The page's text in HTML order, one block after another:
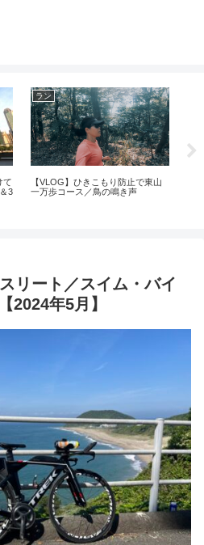
て
3
ラン
【VLOG】ひきこもり防止で東山
一万歩コース／鳥の鳴き声
リート／スイム・バイ
2024年5月】